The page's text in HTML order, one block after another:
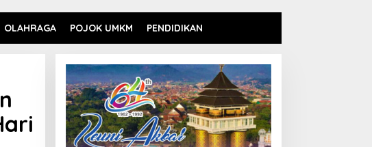
OLAHRAGA POJOK UMKM PENDIDIKAN